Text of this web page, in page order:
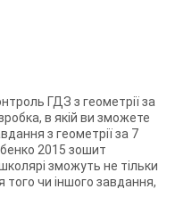
ГДЗ з геометрії за
в якій ви зможете
з геометрії за 7
2015 зошит
зможуть не тільки
того чи іншого завдання,